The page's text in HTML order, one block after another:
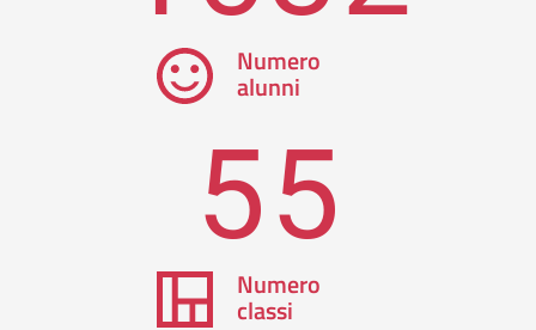
Numero
alunni
55
Numero
classi